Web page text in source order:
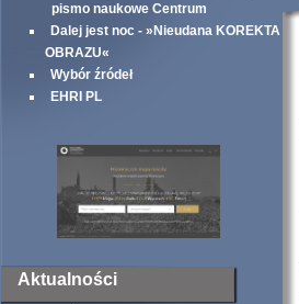
pismo naukowe Centrum
Dalej jest noc - »Nieudana KOREKTA
OBRAZU«
Wybór źródeł
EHRI PL
Aktualności